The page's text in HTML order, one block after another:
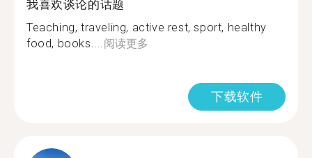
我喜欢谈论的话题
Teaching, traveling, active rest, sport, healthy
food, books....阅读更多
下载软件